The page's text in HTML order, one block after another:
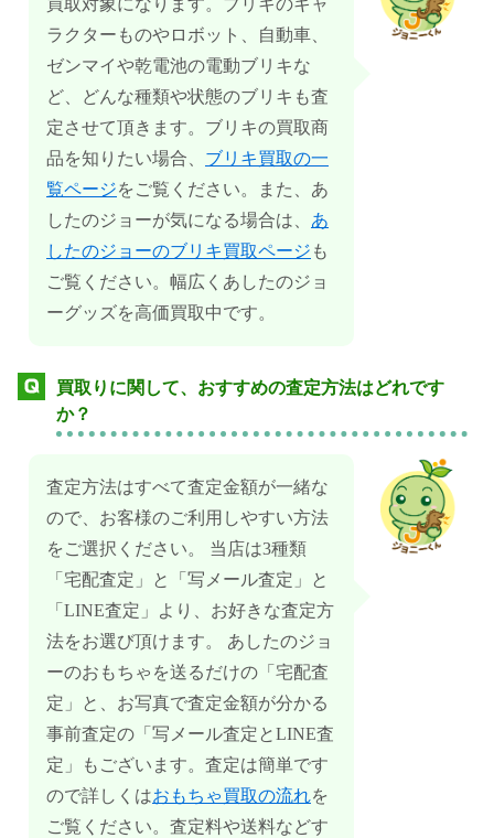
買取対象になります。ブリキのキャ
ラクターものやロボット、自動車、
ゼンマイや乾電池の電動ブリキな
ど、どんな種類や状態のブリキも査
定させて頂きます。ブリキの買取商
品を知りたい場合、 ブリキ買取の一
覧ページをご覧ください。また、あ
したのジョーが気になる場合は、 あ
したのジョーのブリキ買取ページ も
ご覧ください。幅広くあしたのジョ
ーグッズを高価買取中です。
買取りに関して、おすすめの査定方法はどれです
か？
査定方法はすべて査定金額が一緒な
ので、お客様のご利用しやすい方法
をご選択ください。 当店は3種類
「宅配査定」と「写メール査定」と
「LINE査定」より、お好きな査定方
法をお選び頂けます。 あしたのジョ
ーのおもちゃを送るだけの「宅配査
定」と、お写真で査定金額が分かる
事前査定の「写メール査定とLINE査
定」もございます。査定は簡単です
ので詳しくはおもちゃ買取の流れを
ご覧ください。査定料や送料などす